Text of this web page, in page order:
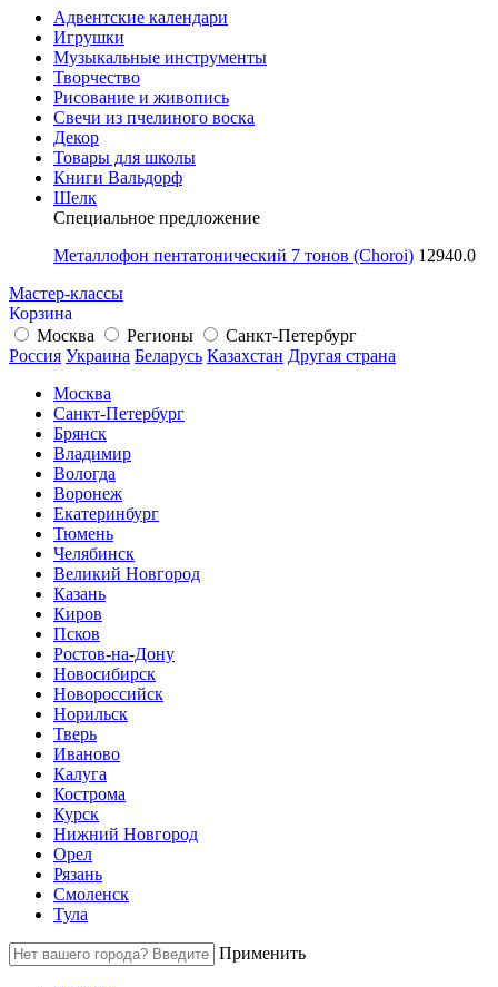
Адвентские календари
Игрушки
Музыкальные инструменты
Творчество
Рисование и живопись
Свечи из пчелиного воска
Декор
Товары для школы
Книги Вальдорф
Шелк
Специальное предложение
Металлофон пентатонический 7 тонов (Choroi) 12940.0
Мастер-классы
Корзина
Москва
Регионы
Санкт-Петербург
Россия Украина Беларусь Казахстан Другая страна
Москва
Санкт-Петербург
Брянск
Владимир
Вологда
Воронеж
Екатеринбург
Тюмень
Челябинск
Великий Новгород
Казань
Киров
Псков
Ростов-на-Дону
Новосибирск
Новороссийск
Норильск
Тверь
Иваново
Калуга
Кострома
Курск
Нижний Новгород
Орел
Рязань
Смоленск
Тула
Применить